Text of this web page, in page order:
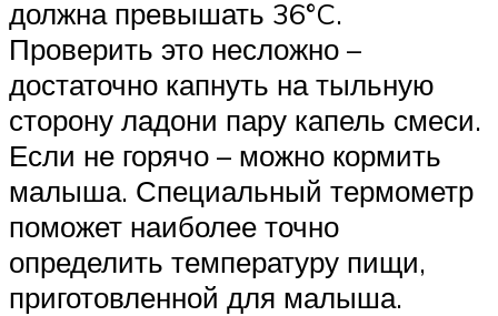
должна превышать 36°C.
Проверить это несложно –
достаточно капнуть на тыльную
сторону ладони пару капель смеси.
Если не горячо – можно кормить
малыша. Специальный термометр
поможет наиболее точно
определить температуру пищи,
приготовленной для малыша.